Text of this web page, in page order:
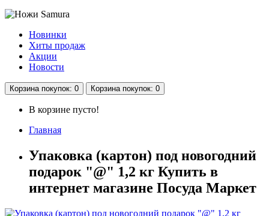
Новинки
Хиты продаж
Акции
Новости
Корзинапокупок: 0 Корзинапокупок: 0
В корзине пусто!
Главная
Упаковка (картон) под новогодний
подарок "@" 1,2 кг Купить в
интернет магазине Посуда Маркет